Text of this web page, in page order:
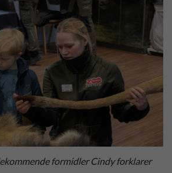
formidler Cindy forklarer